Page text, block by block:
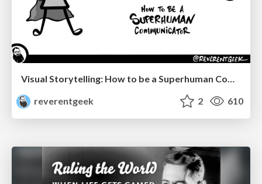
Visual Storytelling: How to be a Superhuman Communicator
reverentgeek
2 610